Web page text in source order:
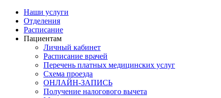
Наши услуги
Отделения
Расписание
Пациентам
Личный кабинет
Расписание врачей
Перечень платных медицинских услуг
Схема проезда
ОНЛАЙН-ЗАПИСЬ
Получение налогового вычета